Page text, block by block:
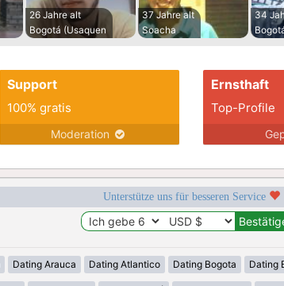
26 Jahre alt
Bogotá (Usaquen
37 Jahre alt
Soacha
34
Support
100% gratis
Moderation
Ernsthaft
Top-Profile
Unterstütze uns für besseren Service
Dating Arauca Dating Atlantico Dating Bogota Dating